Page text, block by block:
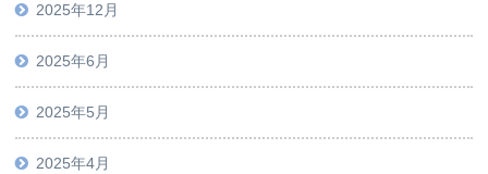
2025年12月
2025年6月
2025年5月
2025年4月